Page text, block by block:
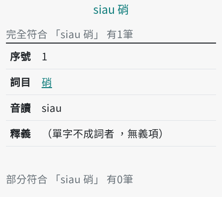
主內容區塊
siau 硝
完全符合 「siau 硝」 有1筆
序號1硝
序號
1
詞目
硝
音讀
siau
釋義
（單字不成詞者 ，無義項）
部分符合 「siau 硝」 有0筆